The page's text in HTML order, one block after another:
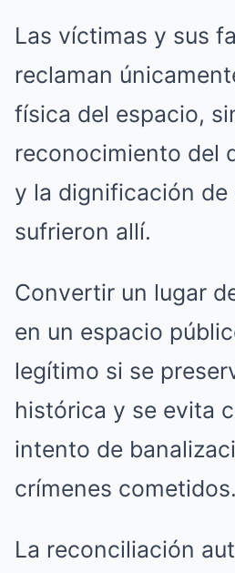
Las víctimas y sus
reclaman
física del espacio,
reconocimiento del
y la dignificación de
sufrieron allí.
Convertir un lugar
en un espacio
legítimo si se
histórica y se evita
intento de
crímenes cometidos.
La reconciliación